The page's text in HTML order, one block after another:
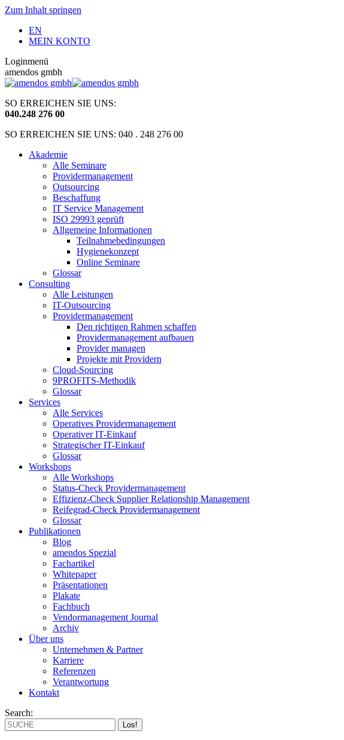
Zum Inhalt springen
EN
MEIN KONTO
Loginmenü
amendos gmbh
SO ERREICHEN SIE UNS:
040.248 276 00
SO ERREICHEN SIE UNS: 040 . 248 276 00
Akademie
Alle Seminare
Providermanagement
Outsourcing
Beschaffung
IT Service Management
ISO 29993 geprüft
Allgemeine Informationen
Teilnahmebedingungen
Hygienekonzept
Online Seminare
Glossar
Consulting
Alle Leistungen
IT-Outsourcing
Providermanagement
Den richtigen Rahmen schaffen
Providermanagement aufbauen
Provider managen
Projekte mit Providern
Cloud-Sourcing
9PROFITS-Methodik
Glossar
Services
Alle Services
Operatives Providermanagement
Operativer IT-Einkauf
Strategischer IT-Einkauf
Glossar
Workshops
Alle Workshops
Status-Check Providermanagement
Effizienz-Check Supplier Relationship Management
Reifegrad-Check Providermanagement
Glossar
Publikationen
Blog
amendos Spezial
Fachartikel
Whitepaper
Präsentationen
Plakate
Fachbuch
Vendormanagement Journal
Archiv
Über uns
Unternehmen & Partner
Karriere
Referenzen
Verantwortung
Kontakt
Search: